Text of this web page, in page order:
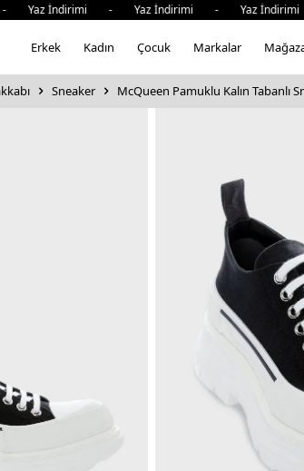
İndirimi - Yaz İndirimi - Yaz
Erkek Kadın Çocuk Markalar
Sneaker McQueen Pamuklu Kalın Tabanlı